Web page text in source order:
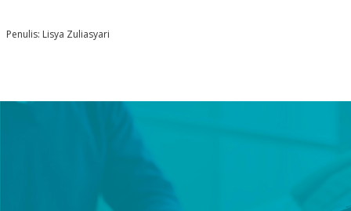
Penulis: Lisya Zuliasyari